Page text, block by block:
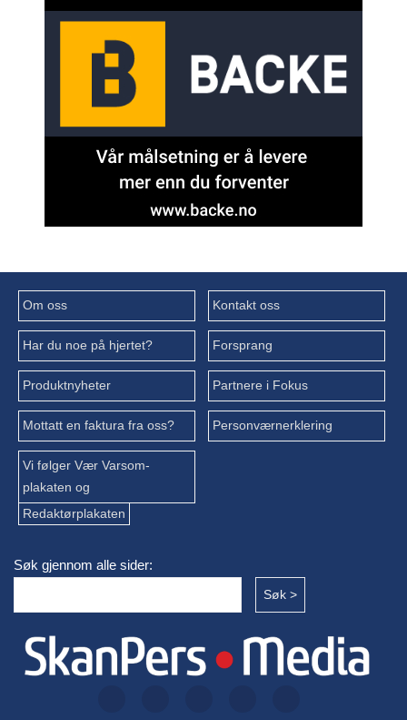
Om oss Kontakt oss
Har du noe på hjertet? Forsprang
Produktnyheter Partnere i Fokus
Mottatt en faktura fra oss? Personværnerklering
Vi følger Vær Varsom-
plakaten og
Redaktørplakaten
Søk gjennom alle sider: